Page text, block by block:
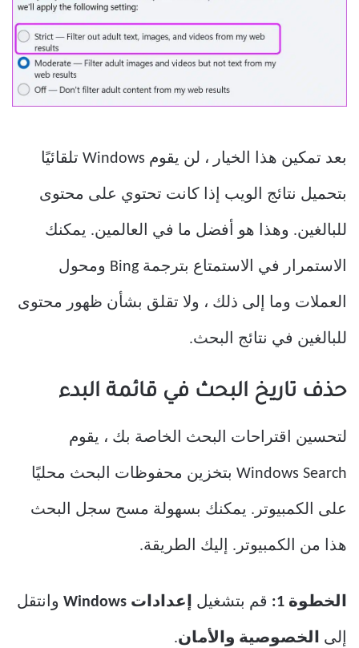
بعد تمكين هذا الخيار ، لن يقوم Windows تلقائيًا
بتحميل نتائج الويب إذا كانت تحتوي على محتوى
للبالغين. وهذا هو أفضل ما في العالمين. يمكنك
الاستمرار في الاستمتاع بترجمة Bing ومحول
العملات وما إلى ذلك ، ولا تقلق بشأن ظهور محتوى
للبالغين في نتائج البحث.
حذف تاريخ البحث في قائمة البدء
لتحسين اقتراحات البحث الخاصة بك ، يقوم
Windows Search بتخزين محفوظات البحث محليًا
على الكمبيوتر. يمكنك بسهولة مسح سجل البحث
هذا من الكمبيوتر. إليك الطريقة.
الخطوة 1: قم بتشغيل إعدادات Windows وانتقل
إلى الخصوصية والأمان.